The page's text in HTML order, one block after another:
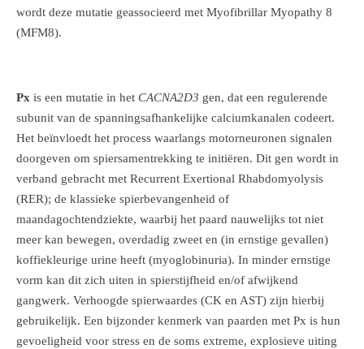
wordt deze mutatie geassocieerd met Myofibrillar Myopathy 8
(MFM8).
Px is een mutatie in het CACNA2D3 gen, dat een regulerende
subunit van de spanningsafhankelijke calciumkanalen codeert.
Het beïnvloedt het process waarlangs motorneuronen signalen
doorgeven om spiersamentrekking te initiëren. Dit gen wordt in
verband gebracht met Recurrent Exertional Rhabdomyolysis
(RER); de klassieke spierbevangenheid of
maandagochtendziekte, waarbij het paard nauwelijks tot niet
meer kan bewegen, overdadig zweet en (in ernstige gevallen)
koffiekleurige urine heeft (myoglobinuria). In minder ernstige
vorm kan dit zich uiten in spierstijfheid en/of afwijkend
gangwerk. Verhoogde spierwaardes (CK en AST) zijn hierbij
gebruikelijk. Een bijzonder kenmerk van paarden met Px is hun
gevoeligheid voor stress en de soms extreme, explosieve uiting